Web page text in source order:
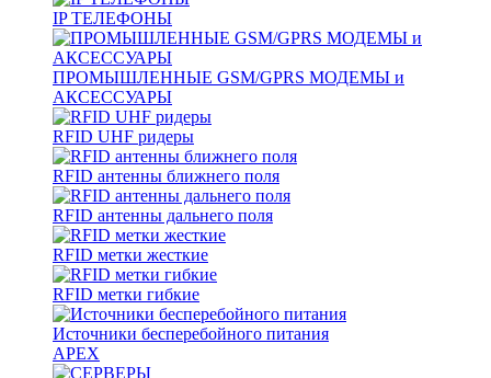
IP ТЕЛЕФОНЫ
ПРОМЫШЛЕННЫЕ GSM/GPRS МОДЕМЫ и
АКСЕССУАРЫ
RFID UHF ридеры
RFID антенны ближнего поля
RFID антенны дальнего поля
RFID метки жесткие
RFID метки гибкие
Источники бесперебойного питания
APEX